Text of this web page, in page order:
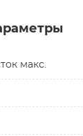
макс.